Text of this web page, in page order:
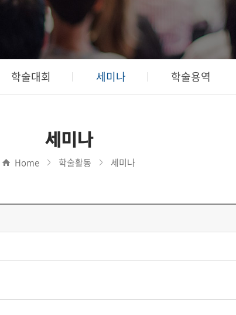
학술대회 세미나 학술용역
세미나
Home 학술활동 세미나